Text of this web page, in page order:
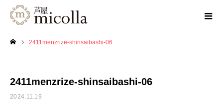
2411menzrize-shinsaibashi-06
2411menzrize-shinsaibashi-06
2024.11.19